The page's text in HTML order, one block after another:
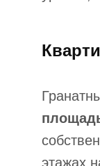
этажах